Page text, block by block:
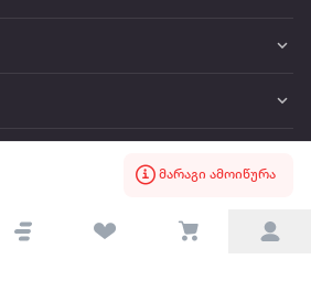
მარაგი ამოიწურა